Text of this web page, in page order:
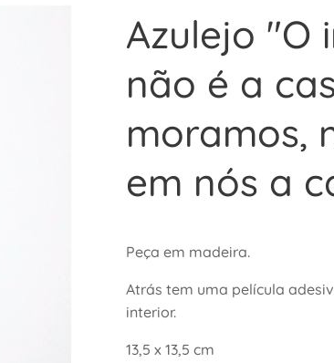
Azulejo "O
não é a
moramos,
em nós a
Peça em madeira.
Atrás tem uma película
interior.
13,5 x 13,5 cm